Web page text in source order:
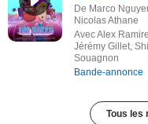
De Marco
Nicolas Athane
Avec Alex
Jérémy Gillet,
Souagnon
Bande-annonce
Tous les